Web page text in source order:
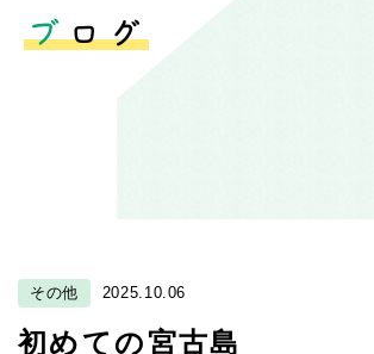
その他 2025.10.06
初めての宮古島